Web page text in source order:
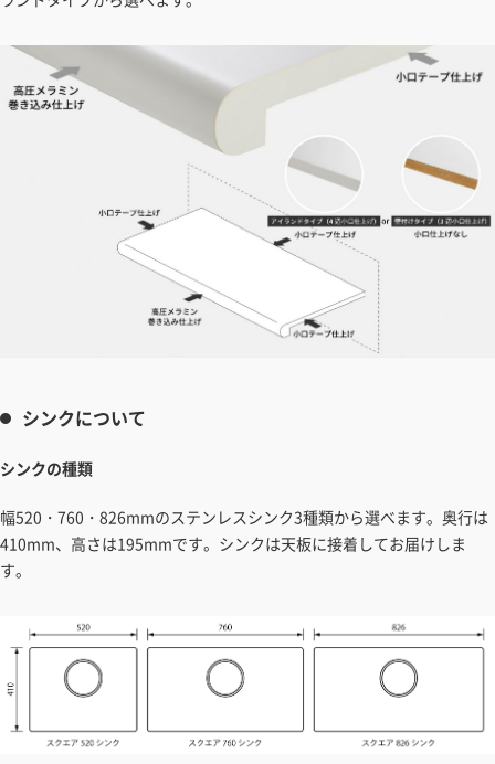
シンクについて
シンクの種類
幅520・760・826mmのステンレスシンク3種類から選べます。奥行は
410mm、高さは195mmです。シンクは天板に接着してお届けしま
す。